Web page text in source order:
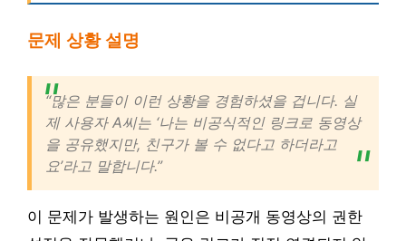
문제 상황 설명
“많은 분들이 이런 상황을 경험하셨을 겁니다. 실
제 사용자 A씨는 ‘나는 비공식적인 링크로 동영상
을 공유했지만, 친구가 볼 수 없다고 하더라고
요’라고 말합니다.”
이 문제가 발생하는 원인은 비공개 동영상의 권한